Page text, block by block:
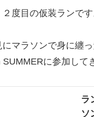
度目の仮装ランです
にマラソンで身に纏
SUMMERに参加して
ラ
ソ